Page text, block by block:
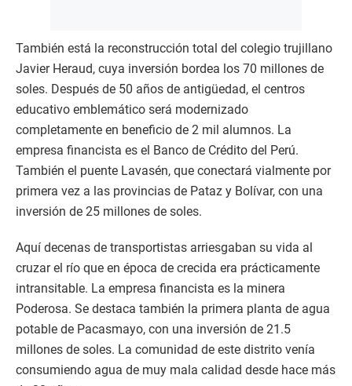
También está la reconstrucción total del colegio trujillano
Javier Heraud, cuya inversión bordea los 70 millones de
soles. Después de 50 años de antigüedad, el centros
educativo emblemático será modernizado
completamente en beneficio de 2 mil alumnos. La
empresa financista es el Banco de Crédito del Perú.
También el puente Lavasén, que conectará vialmente por
primera vez a las provincias de Pataz y Bolívar, con una
inversión de 25 millones de soles.
Aquí decenas de transportistas arriesgaban su vida al
cruzar el río que en época de crecida era prácticamente
intransitable. La empresa financista es la minera
Poderosa. Se destaca también la primera planta de agua
potable de Pacasmayo, con una inversión de 21.5
millones de soles. La comunidad de este distrito venía
consumiendo agua de muy mala calidad desde hace más